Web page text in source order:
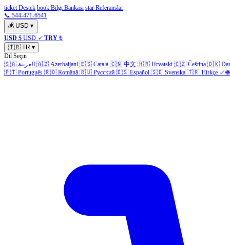
ticket Destek book Bilgi Bankası star Referanslar
📞 544-471-6541
💰 USD ▾
USD $ USD ✓ TRY ₺
🇹🇷 TR ▾
Dil Seçin
🇸🇦 العربية 🇦🇿 Azerbaijani 🇪🇸 Català 🇨🇳 中文 🇭🇷 Hrvatski 🇨🇿 Čeština 🇩🇰
🇵🇹 Português 🇷🇴 Română 🇷🇺 Русский 🇪🇸 Español 🇸🇪 Svenska 🇹🇷 Türkçe ✓ 🌐